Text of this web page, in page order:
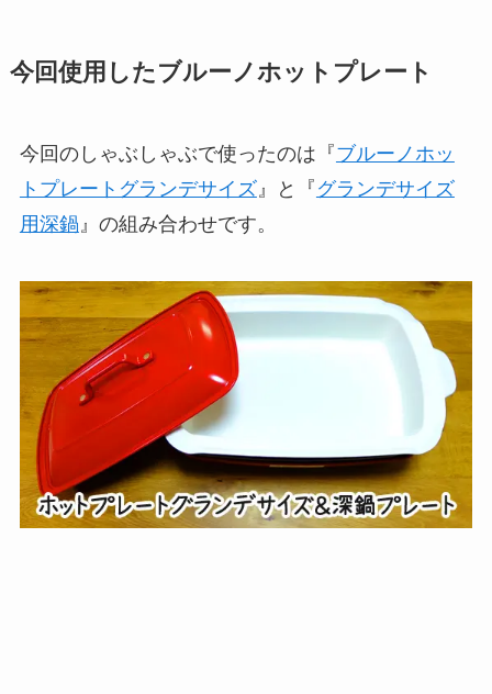
今回使用したブルーノホットプレート
今回のしゃぶしゃぶで使ったのは『ブルーノホッ
トプレートグランデサイズ』と『 グランデサイズ
用深鍋』の組み合わせです。